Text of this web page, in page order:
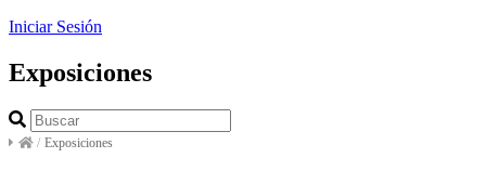
Iniciar Sesión
Exposiciones
/ Exposiciones